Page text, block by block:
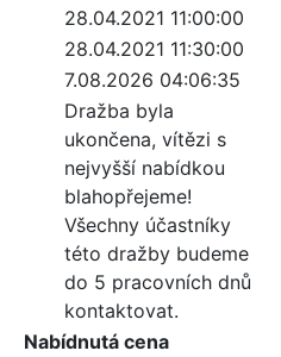
28.04.2021 11:00:00
28.04.2021 11:30:00
7.08.2026 04:06:35
Dražba byla
ukončena, vítězi s
nejvyšší nabídkou
blahopřejeme!
Všechny účastníky
této dražby budeme
do 5 pracovních dnů
kontaktovat.
Nabídnutá cena